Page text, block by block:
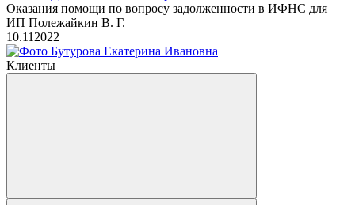
Оказания помощи по вопросу задолженности в ИФНС для
ИП Полежайкин В. Г.
10.11 2022
Клиенты